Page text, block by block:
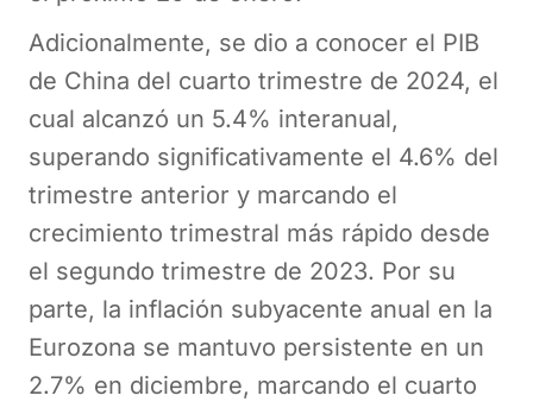
Adicionalmente, se dio a conocer el PIB
de China del cuarto trimestre de 2024, el
cual alcanzó un 5.4% interanual,
superando significativamente el 4.6% del
trimestre anterior y marcando el
crecimiento trimestral más rápido desde
el segundo trimestre de 2023. Por su
parte, la inflación subyacente anual en la
Eurozona se mantuvo persistente en un
2.7% en diciembre, marcando el cuarto